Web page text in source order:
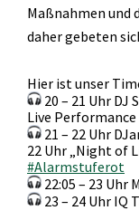
Maßnahmen und
daher gebeten
Hier ist unser
20 – 21 Uhr DJ
Live Performance
21 – 22 Uhr
22 Uhr „Night of
#Alarmstuferot
22:05 – 23 Uhr
23 – 24 Uhr IQ